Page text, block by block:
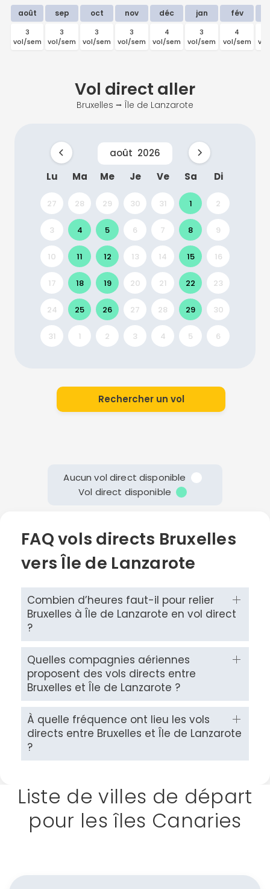
août sep oct nov déc jan fév
3
vol/sem
3
vol/sem
3
vol/sem
3
vol/sem
4
vol/sem
3
vol/sem
4
vol/sem
Vol direct aller
Bruxelles ⭢ Île de Lanzarote
août 2026
Lu
Ma Me Je Ve Sa Di
27 28 29 30 31 1 2
3 4 5 6 7 8 9
10 11 12 13 14 15 16
17 18 19 20 21 22 23
24 25 26 27 28 29 30
31 1 2 3 4 5 6
Rechercher un vol
Aucun vol direct disponible
Vol direct disponible
FAQ vols directs Bruxelles
vers Île de Lanzarote
Combien d’heures faut-il pour relier
Bruxelles à Île de Lanzarote en vol direct
?
Quelles compagnies aériennes
proposent des vols directs entre
Bruxelles et Île de Lanzarote ?
À quelle fréquence ont lieu les vols
directs entre Bruxelles et Île de Lanzarote
?
Liste de villes de départ
pour les îles Canaries